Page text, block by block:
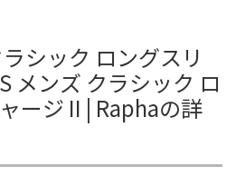
シック ロングスリ
メンズ クラシック ロ
ージ II | Raphaの詳